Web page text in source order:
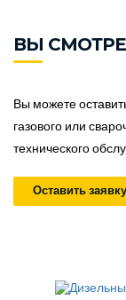
ВЫ
Вы можете
газового или
технического
Оставить заявку